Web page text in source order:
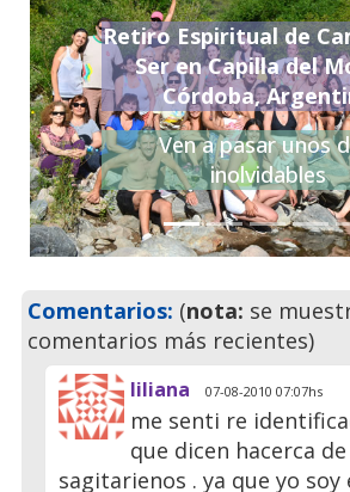
Retiro Espiritual de
Ser en Capilla del
Córdoba,
Ven a pasar unos
inolvidables
Previo
Comentarios: (nota: se
comentarios más recientes)
liliana 07-08-2010 07:07hs
me senti re
que dicen hacerca
sagitarienos . ya que yo soy